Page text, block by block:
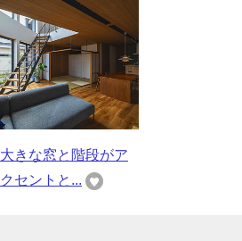
大きな窓と階段がア
クセントと...